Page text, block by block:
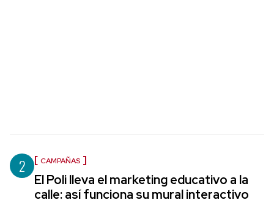
2 CAMPAÑAS
El Poli lleva el marketing educativo a la
calle: así funciona su mural interactivo